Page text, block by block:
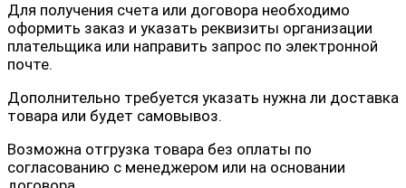
Для получения счета или договора необходимо
оформить заказ и указать реквизиты организации
плательщика или направить запрос по электронной
почте.
Дополнительно требуется указать нужна ли доставка
товара или будет самовывоз.
Возможна отгрузка товара без оплаты по
согласованию с менеджером или на основании